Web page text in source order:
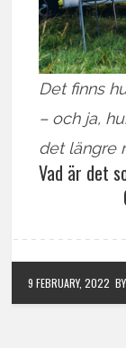
Det finns
– och ja,
det längre
Vad är det
9 FEBRUARY, 2022